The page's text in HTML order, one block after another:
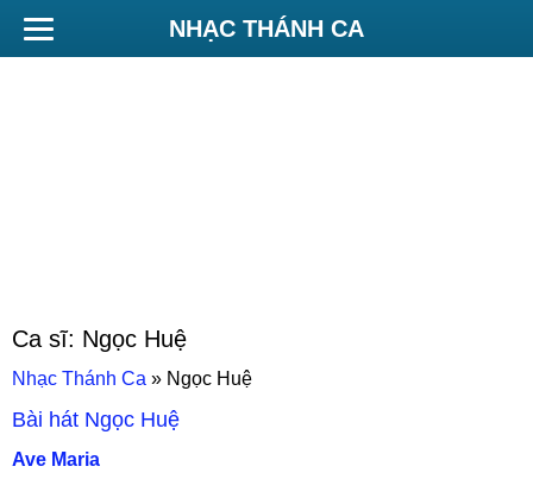
NHẠC THÁNH CA
Ca sĩ: Ngọc Huệ
Nhạc Thánh Ca » Ngọc Huệ
Bài hát Ngọc Huệ
Ave Maria